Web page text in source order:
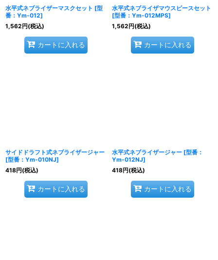
水平式ネブライザーマスクセット [型
番：Ym-012]
1,562円(税込)
カートに入れる
水平式ネブライザマウスピースセット
[型番：Ym-012MPS]
1,562円(税込)
カートに入れる
サイドドラフト式ネブライザージャー
[型番：Ym-010NJ]
418円(税込)
カートに入れる
水平式ネブライザージャー [型番：
Ym-012NJ]
418円(税込)
カートに入れる